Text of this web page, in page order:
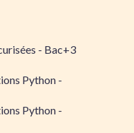
- Bac+3
Python -
Python -